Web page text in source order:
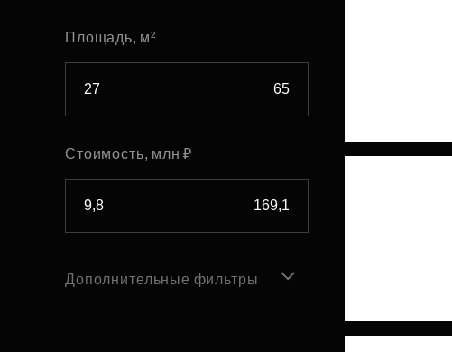
Площадь, м²
Стоимость, млн ₽
Дополнительные фильтры